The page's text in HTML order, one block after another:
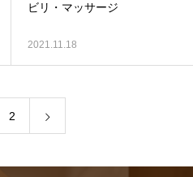
ビリ・マッサージ
2021.11.18
2